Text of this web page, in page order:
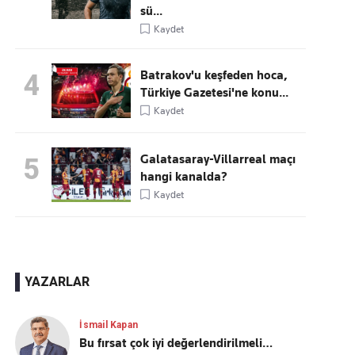
sü...
Kaydet
4
Batrakov'u keşfeden hoca,
Türkiye Gazetesi'ne konu...
Kaydet
5
Galatasaray-Villarreal maçı
hangi kanalda?
Kaydet
YAZARLAR
İsmail Kapan
Bu fırsat çok iyi değerlendirilmeli…